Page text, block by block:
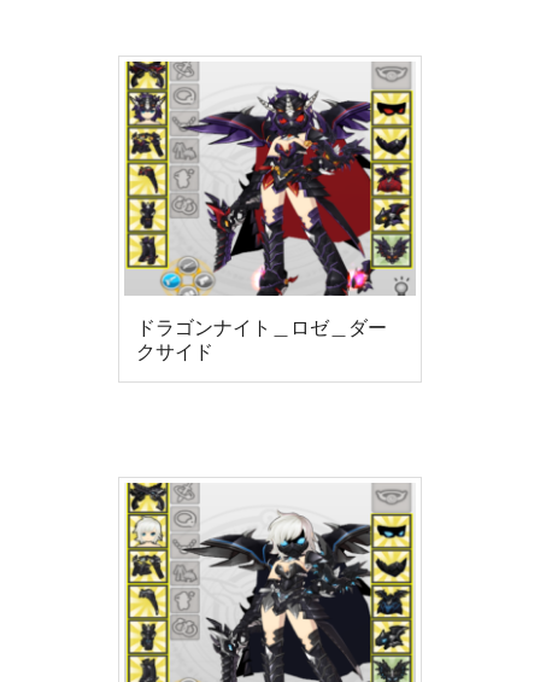
ドラゴンナイト＿ロゼ＿ダー
クサイド